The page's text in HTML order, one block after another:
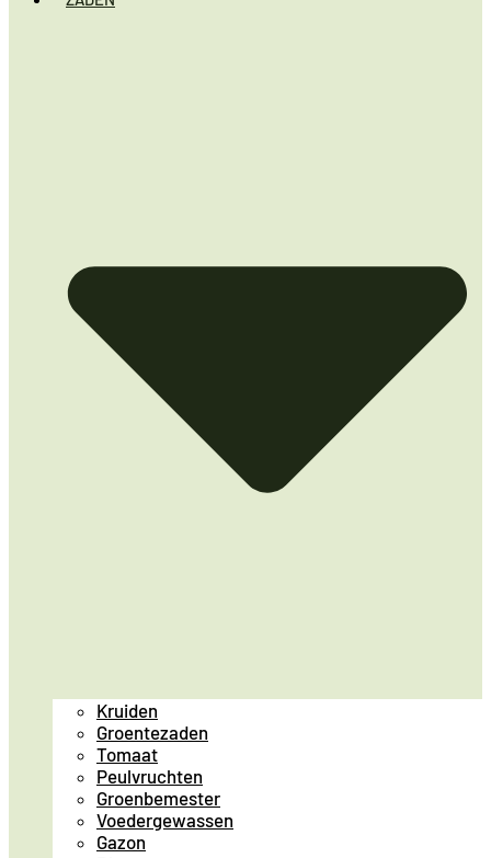
Kruiden
Groentezaden
Tomaat
Peulvruchten
Groenbemester
Voedergewassen
Gazon